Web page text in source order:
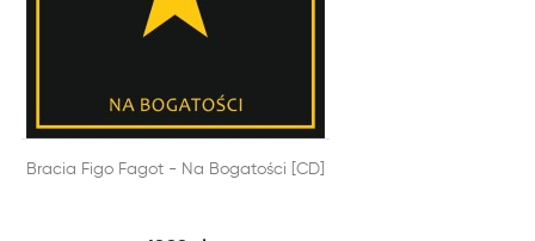
DODAJ DO KOSZYKA SZYBKI PODGLĄD
Bracia Figo Fagot - Na Bogatości [CD]